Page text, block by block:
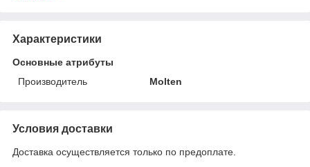
Характеристики
Основные атрибуты
Производитель
Molten
Условия доставки
Доставка осуществляется только по предоплате.